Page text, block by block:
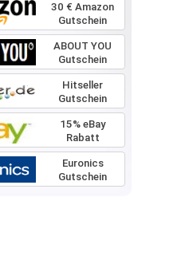
30 € Amazon
Gutschein
ABOUT YOU
Gutschein
Hitseller
Gutschein
15% eBay
Rabatt
Euronics
Gutschein